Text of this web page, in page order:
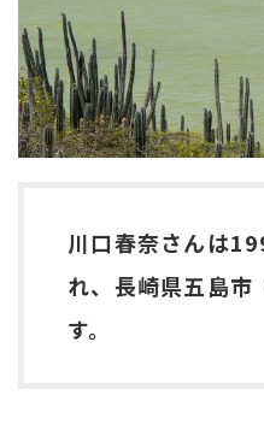
川口春奈さんは
れ、長崎県五島市
す。